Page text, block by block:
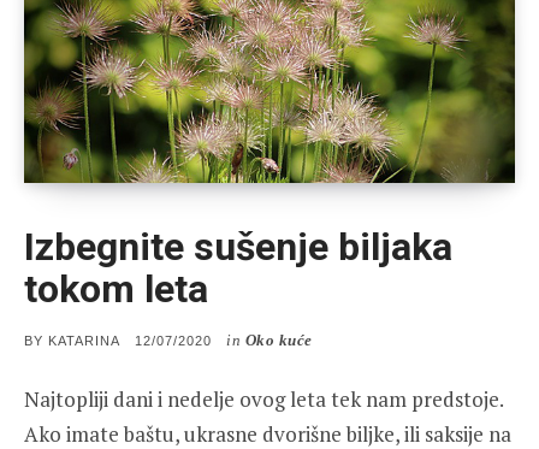
Izbegnite sušenje biljaka
tokom leta
BY KATARINA
POSTED
12/07/2020 in Oko kuće
Najtopliji dani i nedelje ovog leta tek nam predstoje.
Ako imate baštu, ukrasne dvorišne biljke, ili saksije na